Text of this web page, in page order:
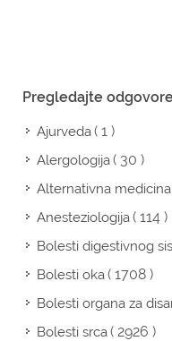
Pregledajte
Ajurveda( 1 )
Alergologija( 30 )
Alternativna medicina
Anesteziologija( 114 )
Bolesti digestivnog
Bolesti oka( 1708 )
Bolesti organa za
Bolesti srca( 2926 )